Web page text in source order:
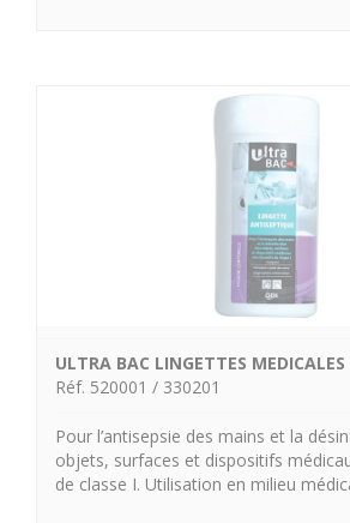
ULTRA BAC LINGETTES
Réf. 520001 / 330201
Pour l’antisepsie des mains et la
objets, surfaces et dispositifs
de classe I. Utilisation en milieu